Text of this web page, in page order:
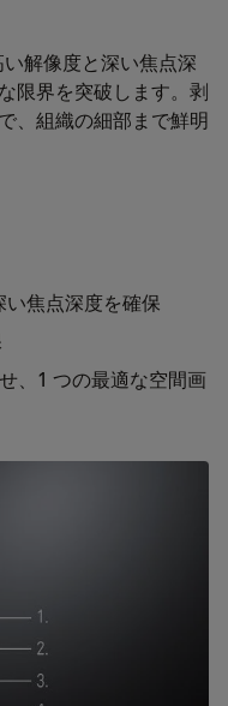
解像度と深い焦点深
限界を突破します。剥
、組織の細部まで鮮明
焦点深度を確保
、1 つの最適な空間画